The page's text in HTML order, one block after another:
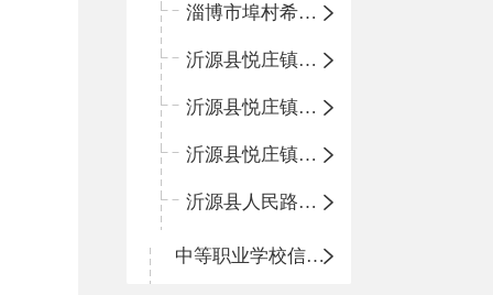
淄博市埠村希望小学
沂源县悦庄镇青龙山小学
沂源县悦庄镇鲍庄完小
沂源县悦庄镇赵庄小学
沂源县人民路小学
中等职业学校信息公开